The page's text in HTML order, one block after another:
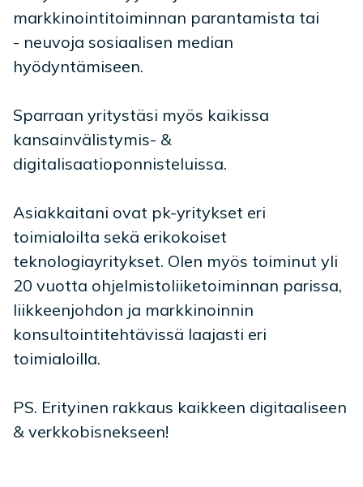
markkinointitoiminnan parantamista tai
- neuvoja sosiaalisen median
hyödyntämiseen.
Sparraan yritystäsi myös kaikissa
kansainvälistymis- &
digitalisaatioponnisteluissa.
Asiakkaitani ovat pk-yritykset eri
toimialoilta sekä erikokoiset
teknologiayritykset. Olen myös toiminut yli
20 vuotta ohjelmistoliiketoiminnan parissa,
liikkeenjohdon ja markkinoinnin
konsultointitehtävissä laajasti eri
toimialoilla.
PS. Erityinen rakkaus kaikkeen digitaaliseen
& verkkobisnekseen!